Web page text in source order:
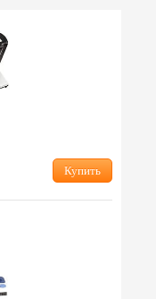
Купить